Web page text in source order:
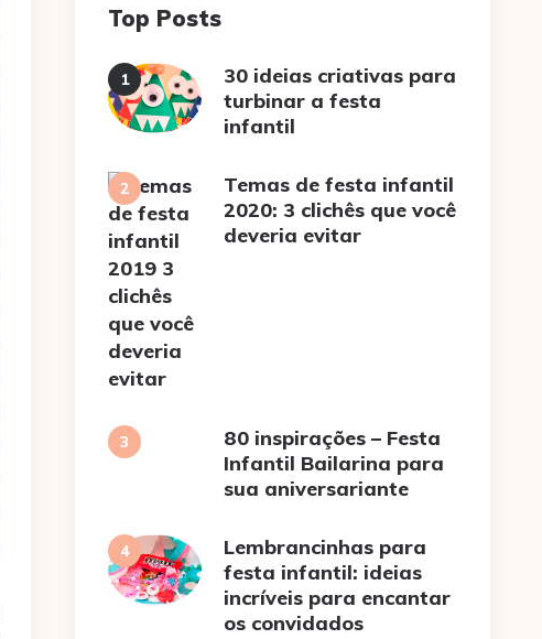
Top Posts
30 ideias criativas para
turbinar a festa
infantil
Temas de festa infantil
2020: 3 clichês que você
deveria evitar
80 inspirações – Festa
Infantil Bailarina para
sua aniversariante
Lembrancinhas para
festa infantil: ideias
incríveis para encantar
os convidados